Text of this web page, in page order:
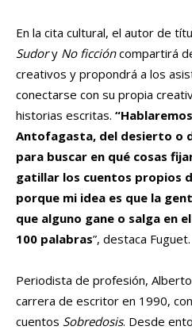
En la cita cultural, el autor de
Sudory No ficcióncompartirá
creativos y propondrá a los
conectarse con su propia
historias escritas.
Antofagasta, del desierto o
para buscar en qué cosas
gatillar los cuentos propios
porque mi idea es que la
que alguno gane o salga en
100 palabras”, destaca Fuguet.
Periodista de profesión,
carrera de escritor en 1990,
cuentos Sobredosis. Desde